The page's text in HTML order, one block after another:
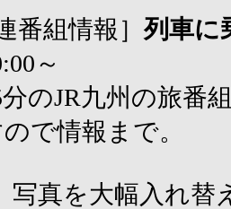
番組情報］ 列車
～
JR九州の旅番組
で情報まで。
真を大幅入れ替